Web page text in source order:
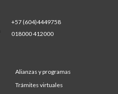
+57 (604)4449758
018000 412000
Alianzas y programas
Trámites virtuales